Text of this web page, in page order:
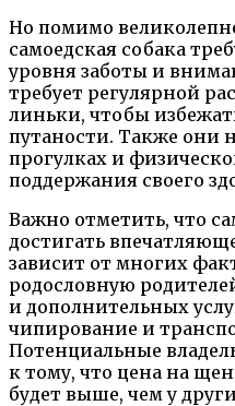
Но помимо
самоедская собака
уровня заботы и
требует регулярной
линьки, чтобы
путаности. Также они
прогулках и
поддержания своего
Важно отметить, что
достигать
зависит от многих
родословную
и дополнительных
чипирование и
Потенциальные
к тому, что цена на
будет выше, чем у